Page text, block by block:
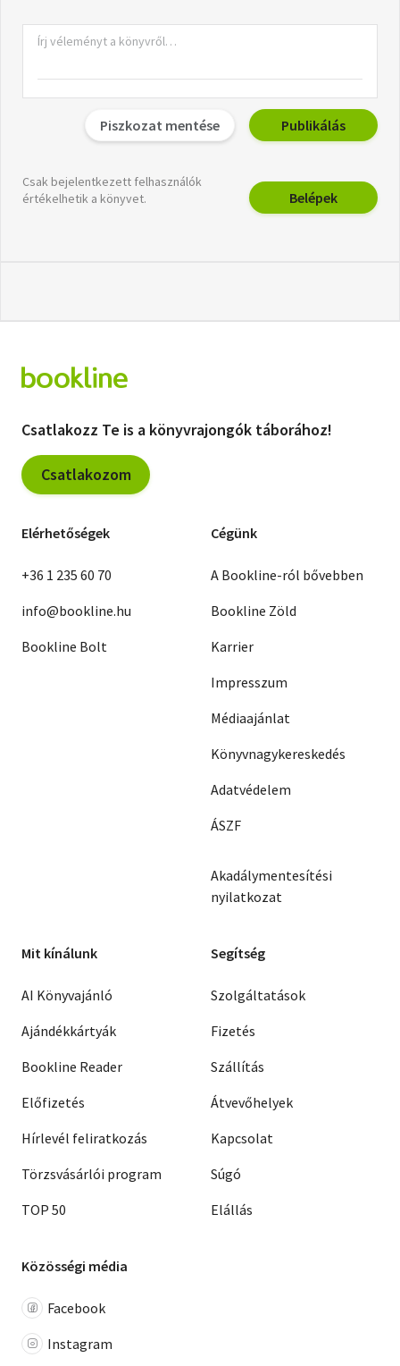
Piszkozat mentése Publikálás
Csak bejelentkezett felhasználók
értékelhetik a könyvet.
Belépek
Csatlakozz Te is a könyvrajongók táborához!
Csatlakozom
Elérhetőségek
+36 1 235 60 70
info@bookline.hu
Bookline Bolt
Cégünk
A Bookline-ról bővebben
Bookline Zöld
Karrier
Impresszum
Médiaajánlat
Könyvnagykereskedés
Adatvédelem
ÁSZF
Akadálymentesítési
nyilatkozat
Mit kínálunk
AI Könyvajánló
Ajándékkártyák
Bookline Reader
Előfizetés
Hírlevél feliratkozás
Törzsvásárlói program
TOP 50
Segítség
Szolgáltatások
Fizetés
Szállítás
Átvevőhelyek
Kapcsolat
Súgó
Elállás
Közösségi média
Facebook
Instagram